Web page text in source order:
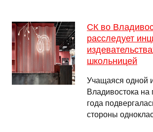
СК во
расследует
школьницей
Учащаяся одной
Владивостока на
года
стороны